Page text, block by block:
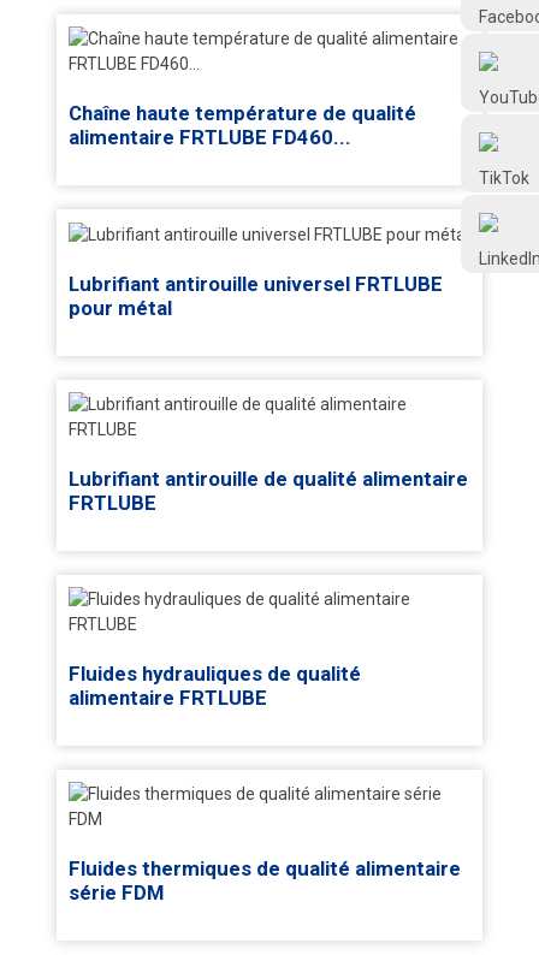
@FRTLUBE8
@FRTLUBE8
Chaîne haute température de qualité
alimentaire FRTLUBE FD460...
Lubrifiant antirouille universel FRTLUBE
pour métal
Lubrifiant antirouille de qualité alimentaire
FRTLUBE
Fluides hydrauliques de qualité
alimentaire FRTLUBE
Fluides thermiques de qualité alimentaire
série FDM